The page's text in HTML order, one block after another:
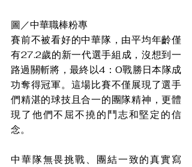
圖／中華職棒粉專
賽前不被看好的中華隊，由平均年齡僅
有27.2歲的新一代選手組成，沒想到一
路過關斬將，最終以4：0戰勝日本隊成
功奪得冠軍。這場比賽不僅展現了選手
們精湛的球技且合一的團隊精神，更體
現了他們不屈不撓的鬥志和堅定的信
念。
中華隊無畏挑戰、團結一致的真實寫